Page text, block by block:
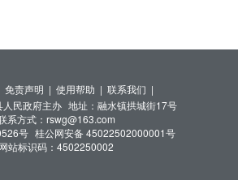
免责声明 | 使用帮助 | 联系我们 |
民政府主办 地址：融水镇拱城街17号
系方式：rswg@163.com
号 桂公网安备 45022502000001号
网站标识码：4502250002